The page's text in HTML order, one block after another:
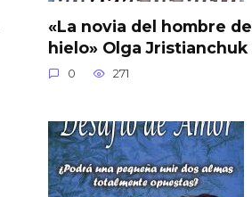
«La novia del hombre de
hielo» Olga Jristianchuk
0 271